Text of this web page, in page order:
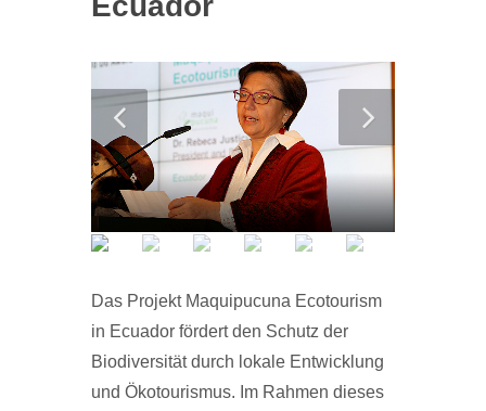
Das Projekt Maquipucuna Ecotourism
in Ecuador fördert den Schutz der
Biodiversität durch lokale Entwicklung
und Ökotourismus. Im Rahmen dieses